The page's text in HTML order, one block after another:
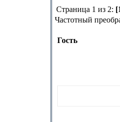
Страница 1 из 2:
Частотный
Гость